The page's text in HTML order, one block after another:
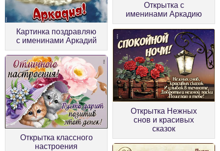
Картинка поздравляю
с именинами Аркадий
Открытка с
именинами Аркадию
Открытка классного
настроения
Открытка Нежных
снов и красивых
сказок